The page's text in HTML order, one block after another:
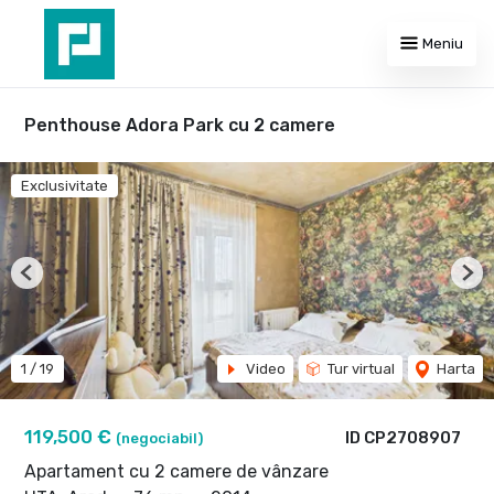
Meniu
Penthouse Adora Park cu 2 camere
ID CP2708907
119,500 € (negociabil)
Apartament cu 2 camere de vânzare
Exclusivitate
1 / 19 Video Tur virtual Harta
Previous